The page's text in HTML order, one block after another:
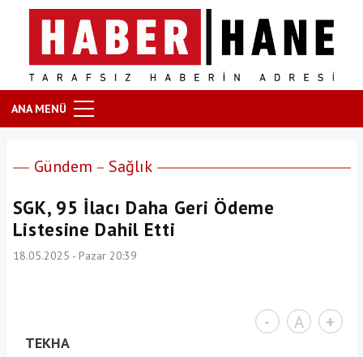
ANA MENÜ
Gündem Sağlık
SGK, 95 İlacı Daha Geri Ödeme
Listesine Dahil Etti
18.05.2025 - Pazar 20:39
- A +
TEKHA